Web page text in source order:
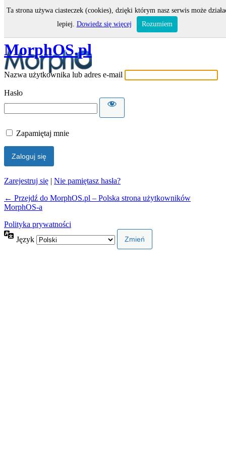
Zaloguj się
MorphOS.pl
Nazwa użytkownika lub adres e-mail
Hasło
Zapamiętaj mnie
Zarejestruj się | Nie pamiętasz hasła?
← Przejdź do MorphOS.pl – Polska strona użytkowników
MorphOS-a
Polityka prywatności
Język
Ta strona używa ciasteczek (cookies), dzięki którym nasz serwis może
lepiej. Dowiedz się więcej Rozumiem